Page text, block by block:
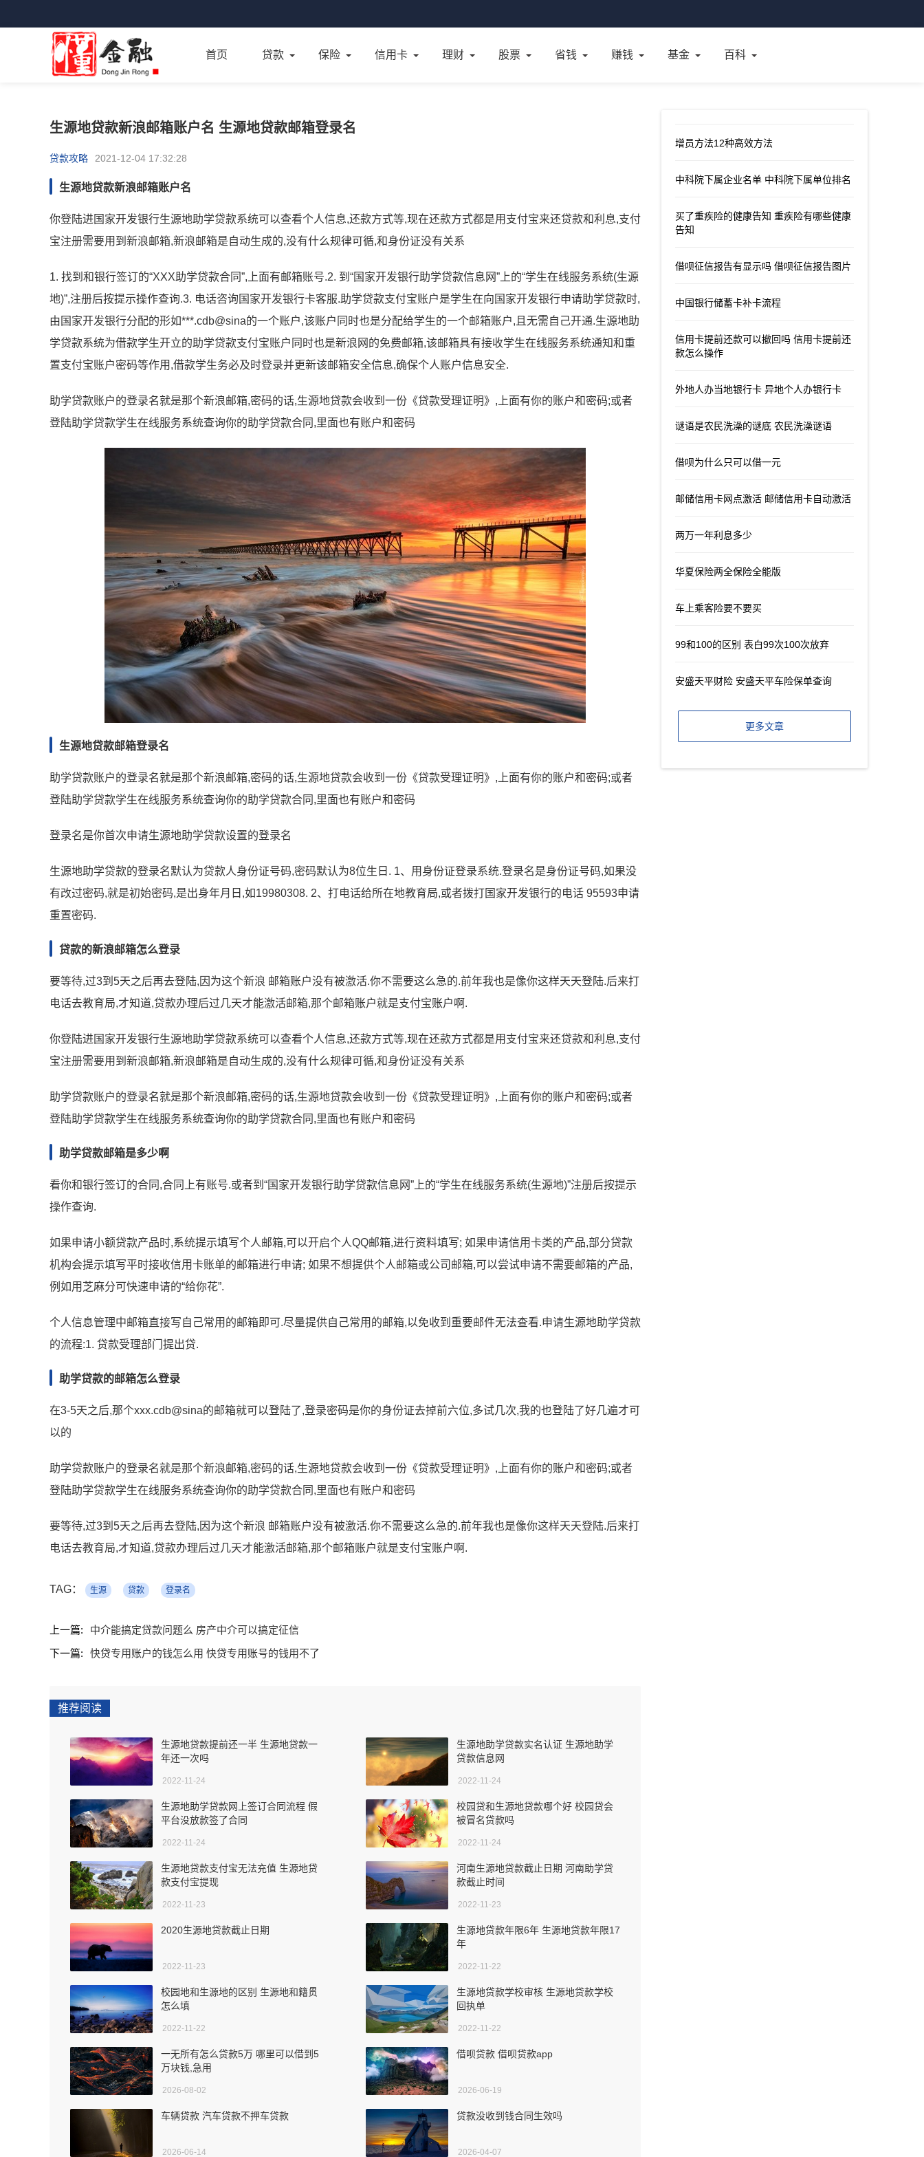
首页 贷款 保险 信用卡 理财 股票 省钱 赚钱 基金 百科
生源地贷款新浪邮箱账户名 生源地贷款邮箱登录名
贷款攻略 2021-12-04 17:32:28
生源地贷款新浪邮箱账户名
你登陆进国家开发银行生源地助学贷款系统可以查看个人信息,还款方式等,现在还款方式都是用支付宝来还贷款和利息,支付
宝注册需要用到新浪邮箱,新浪邮箱是自动生成的,没有什么规律可循,和身份证没有关系
1. 找到和银行签订的“XXX助学贷款合同”,上面有邮箱账号.2. 到“国家开发银行助学贷款信息网”上的“学生在线服务系统(生源
地)”,注册后按提示操作查询.3. 电话咨询国家开发银行卡客服.助学贷款支付宝账户是学生在向国家开发银行申请助学贷款时,
由国家开发银行分配的形如***.cdb@sina的一个账户,该账户同时也是分配给学生的一个邮箱账户,且无需自己开通.生源地助
学贷款系统为借款学生开立的助学贷款支付宝账户同时也是新浪网的免费邮箱,该邮箱具有接收学生在线服务系统通知和重
置支付宝账户密码等作用,借款学生务必及时登录并更新该邮箱安全信息,确保个人账户信息安全.
助学贷款账户的登录名就是那个新浪邮箱,密码的话,生源地贷款会收到一份《贷款受理证明》,上面有你的账户和密码;或者
登陆助学贷款学生在线服务系统查询你的助学贷款合同,里面也有账户和密码
生源地贷款邮箱登录名
助学贷款账户的登录名就是那个新浪邮箱,密码的话,生源地贷款会收到一份《贷款受理证明》,上面有你的账户和密码;或者
登陆助学贷款学生在线服务系统查询你的助学贷款合同,里面也有账户和密码
登录名是你首次申请生源地助学贷款设置的登录名
生源地助学贷款的登录名默认为贷款人身份证号码,密码默认为8位生日. 1、用身份证登录系统.登录名是身份证号码,如果没
有改过密码,就是初始密码,是出身年月日,如19980308. 2、打电话给所在地教育局,或者拨打国家开发银行的电话 95593申请
重置密码.
贷款的新浪邮箱怎么登录
要等待,过3到5天之后再去登陆,因为这个新浪 邮箱账户没有被激活.你不需要这么急的.前年我也是像你这样天天登陆.后来打
电话去教育局,才知道,贷款办理后过几天才能激活邮箱,那个邮箱账户就是支付宝账户啊.
你登陆进国家开发银行生源地助学贷款系统可以查看个人信息,还款方式等,现在还款方式都是用支付宝来还贷款和利息,支付
宝注册需要用到新浪邮箱,新浪邮箱是自动生成的,没有什么规律可循,和身份证没有关系
助学贷款账户的登录名就是那个新浪邮箱,密码的话,生源地贷款会收到一份《贷款受理证明》,上面有你的账户和密码;或者
登陆助学贷款学生在线服务系统查询你的助学贷款合同,里面也有账户和密码
助学贷款邮箱是多少啊
看你和银行签订的合同,合同上有账号.或者到“国家开发银行助学贷款信息网”上的“学生在线服务系统(生源地)”注册后按提示
操作查询.
如果申请小额贷款产品时,系统提示填写个人邮箱,可以开启个人QQ邮箱,进行资料填写; 如果申请信用卡类的产品,部分贷款
机构会提示填写平时接收信用卡账单的邮箱进行申请; 如果不想提供个人邮箱或公司邮箱,可以尝试申请不需要邮箱的产品,
例如用芝麻分可快速申请的“给你花”.
个人信息管理中邮箱直接写自己常用的邮箱即可.尽量提供自己常用的邮箱,以免收到重要邮件无法查看.申请生源地助学贷款
的流程:1. 贷款受理部门提出贷.
助学贷款的邮箱怎么登录
在3-5天之后,那个xxx.cdb@sina的邮箱就可以登陆了,登录密码是你的身份证去掉前六位,多试几次,我的也登陆了好几遍才可
以的
助学贷款账户的登录名就是那个新浪邮箱,密码的话,生源地贷款会收到一份《贷款受理证明》,上面有你的账户和密码;或者
登陆助学贷款学生在线服务系统查询你的助学贷款合同,里面也有账户和密码
要等待,过3到5天之后再去登陆,因为这个新浪 邮箱账户没有被激活.你不需要这么急的.前年我也是像你这样天天登陆.后来打
电话去教育局,才知道,贷款办理后过几天才能激活邮箱,那个邮箱账户就是支付宝账户啊.
TAG： 生源 贷款 登录名
上一篇:
中介能搞定贷款问题么 房产中介可以搞定征信
下一篇:
快贷专用账户的钱怎么用 快贷专用账号的钱用不了
推荐阅读
生源地贷款提前还一半 生源地贷款一
年还一次吗
2022-11-24
生源地助学贷款实名认证 生源地助学
贷款信息网
2022-11-24
生源地助学贷款网上签订合同流程 假
平台没放款签了合同
2022-11-24
校园贷和生源地贷款哪个好 校园贷会
被冒名贷款吗
2022-11-24
生源地贷款支付宝无法充值 生源地贷
款支付宝提现
2022-11-23
河南生源地贷款截止日期 河南助学贷
款截止时间
2022-11-23
2020生源地贷款截止日期
2022-11-23
生源地贷款年限6年 生源地贷款年限17
年
2022-11-22
校园地和生源地的区别 生源地和籍贯
怎么填
2022-11-22
生源地贷款学校审核 生源地贷款学校
回执单
2022-11-22
一无所有怎么贷款5万 哪里可以借到5
万块钱,急用
2026-08-02
借呗贷款 借呗贷款app
2026-06-19
车辆贷款 汽车贷款不押车贷款
2026-06-14
贷款没收到钱合同生效吗
2026-04-07
增员方法12种高效方法
中科院下属企业名单 中科院下属单位排名
买了重疾险的健康告知 重疾险有哪些健康
告知
借呗征信报告有显示吗 借呗征信报告图片
中国银行储蓄卡补卡流程
信用卡提前还款可以撤回吗 信用卡提前还
款怎么操作
外地人办当地银行卡 异地个人办银行卡
谜语是农民洗澡的谜底 农民洗澡谜语
借呗为什么只可以借一元
邮储信用卡网点激活 邮储信用卡自动激活
两万一年利息多少
华夏保险两全保险全能版
车上乘客险要不要买
99和100的区别 表白99次100次放弃
安盛天平财险 安盛天平车险保单查询
更多文章